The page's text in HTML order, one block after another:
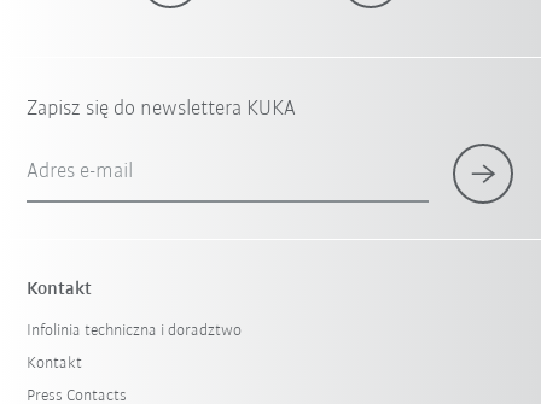
Zapisz się do newslettera KUKA
Adres e-mail
Kontakt
Infolinia techniczna i doradztwo
Kontakt
Press Contacts